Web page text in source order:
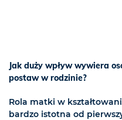
Jak duży wpływ wywiera
postaw w rodzinie?
Rola matki w
bardzo istotna od